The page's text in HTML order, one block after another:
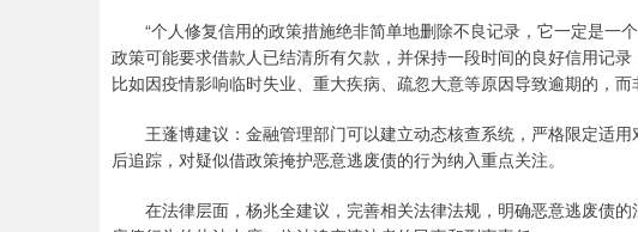
“个人修复信用的政策措施绝非简单地删除不良记录，它一定是一
政策可能要求借款人已结清所有欠款，并保持一段时间的良好信用记
比如因疫情影响临时失业、重大疾病、疏忽大意等原因导致逾期的，而
王蓬博建议：金融管理部门可以建立动态核查系统，严格限定适用
后追踪，对疑似借政策掩护恶意逃废债的行为纳入重点关注。
在法律层面，杨兆全建议，完善相关法律法规，明确恶意逃废债的